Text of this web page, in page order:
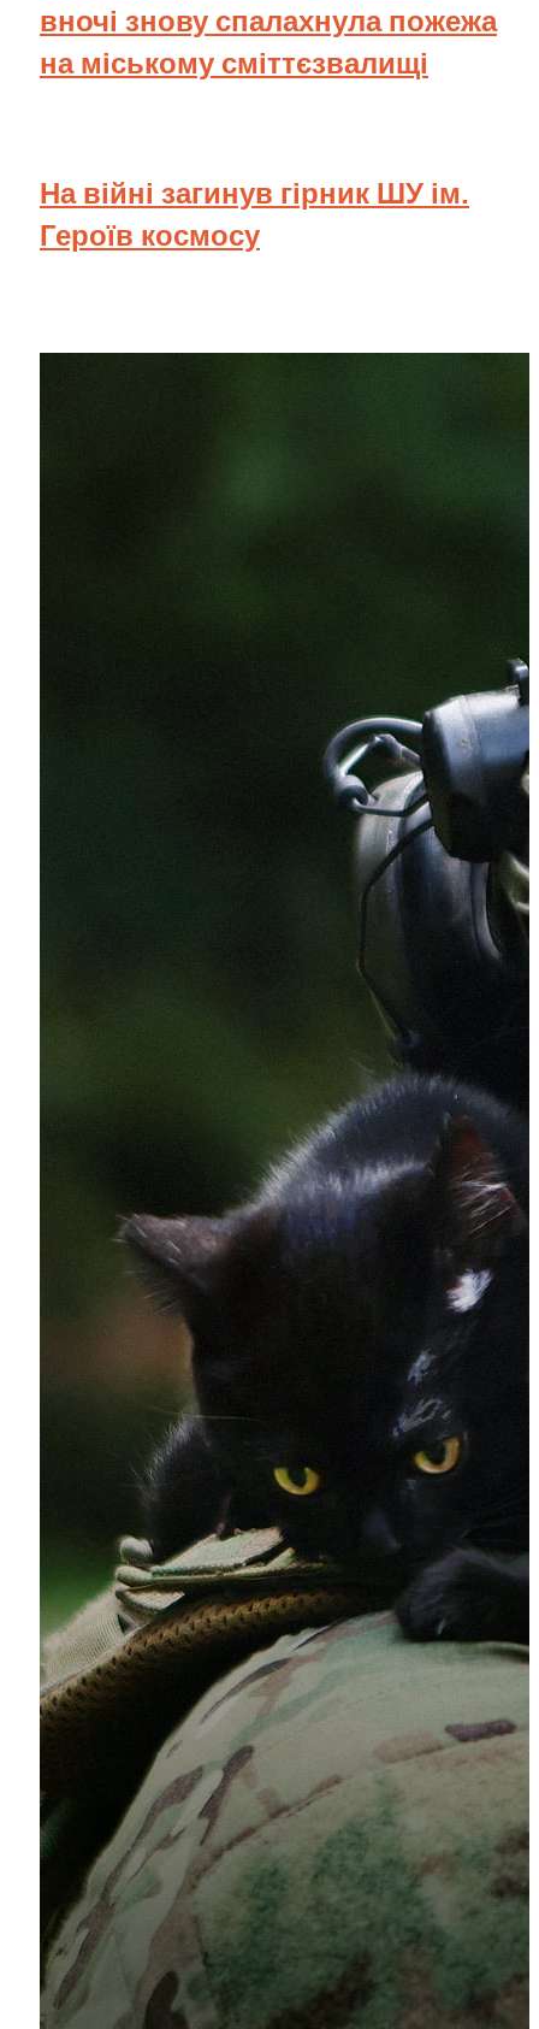
вночі знову спалахнула пожежа
на міському сміттєзвалищі
На війні загинув гірник ШУ ім.
Героїв космосу